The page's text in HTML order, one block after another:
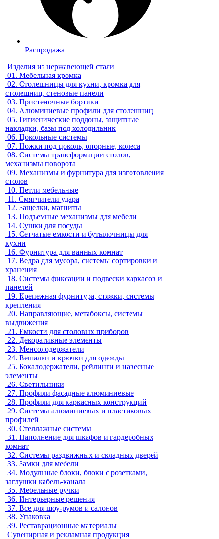
Распродажа
Изделия из нержавеющей стали
01. Мебельная кромка
02. Столешницы для кухни, кромка для
столешниц, стеновые панели
03. Пристеночные бортики
04. Алюминиевые профили для столешниц
05. Гигиенические поддоны, защитные
накладки, базы под холодильник
06. Цокольные системы
07. Ножки под цоколь, опорные, колеса
08. Системы трансформации столов,
механизмы поворота
09. Механизмы и фурнитура для изготовления
столов
10. Петли мебельные
11. Смягчители удара
12. Защелки, магниты
13. Подъемные механизмы для мебели
14. Сушки для посуды
15. Сетчатые емкости и бутылочницы для
кухни
16. Фурнитура для ванных комнат
17. Ведра для мусора, системы сортировки и
хранения
18. Системы фиксации и подвески каркасов и
панелей
19. Крепежная фурнитура, стяжки, системы
крепления
20. Направляющие, метабоксы, системы
выдвижения
21. Емкости для столовых приборов
22. Декоративные элементы
23. Менсолодержатели
24. Вешалки и крючки для одежды
25. Бокалодержатели, рейлинги и навесные
элементы
26. Светильники
27. Профили фасадные алюминиевые
28. Профили для каркасных конструкций
29. Системы алюминиевых и пластиковых
профилей
30. Стеллажные системы
31. Наполнение для шкафов и гардеробных
комнат
32. Системы раздвижных и складных дверей
33. Замки для мебели
34. Модульные блоки, блоки с розетками,
заглушки кабель-канала
35. Мебельные ручки
36. Интерьерные решения
37. Все для шоу-румов и салонов
38. Упаковка
39. Реставрационные материалы
Сувенирная и рекламная продукция